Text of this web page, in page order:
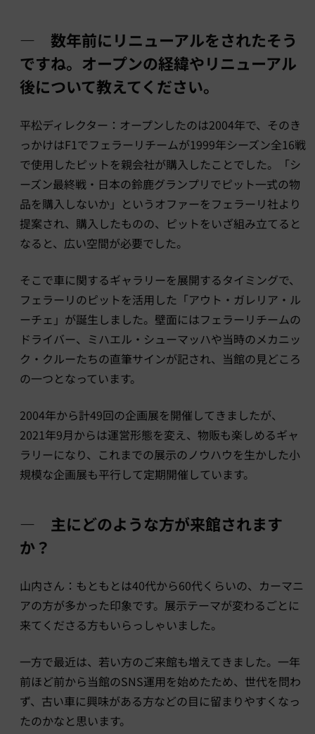
― 数年前にリニューアルをされたそう
ですね。オープンの経緯やリニューアル
後について教えてください。
平松ディレクター：オープンしたのは2004年で、そのき
っかけはF1でフェラーリチームが1999年シーズン全16戦
で使用したピットを親会社が購入したことでした。「シ
ーズン最終戦・日本の鈴鹿グランプリでピット一式の物
品を購入しないか」というオファーをフェラーリ社より
提案され、購入したものの、ピットをいざ組み立てると
なると、広い空間が必要でした。
そこで車に関するギャラリーを展開するタイミングで、
フェラーリのピットを活用した「アウト・ガレリア・ル
ーチェ」が誕生しました。壁面にはフェラーリチームの
ドライバー、ミハエル・シューマッハや当時のメカニッ
ク・クルーたちの直筆サインが記され、当館の見どころ
の一つとなっています。
2004年から計49回の企画展を開催してきましたが、
2021年9月からは運営形態を変え、物販も楽しめるギャ
ラリーになり、これまでの展示のノウハウを生かした小
規模な企画展も平行して定期開催しています。
― 主にどのような方が来館されます
か？
山内さん：もともとは40代から60代くらいの、カーマニ
アの方が多かった印象です。展示テーマが変わるごとに
来てくださる方もいらっしゃいました。
一方で最近は、若い方のご来館も増えてきました。一年
前ほど前から当館のSNS運用を始めたため、世代を問わ
ず、古い車に興味がある方などの目に留まりやすくなっ
たのかなと思います。